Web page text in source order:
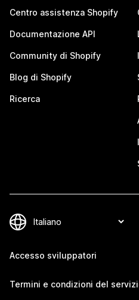
Centro assistenza Shopify
Documentazione API
Community di Shopify
Blog di Shopify
Ricerca
Accesso sviluppatori
Termini e condizioni del